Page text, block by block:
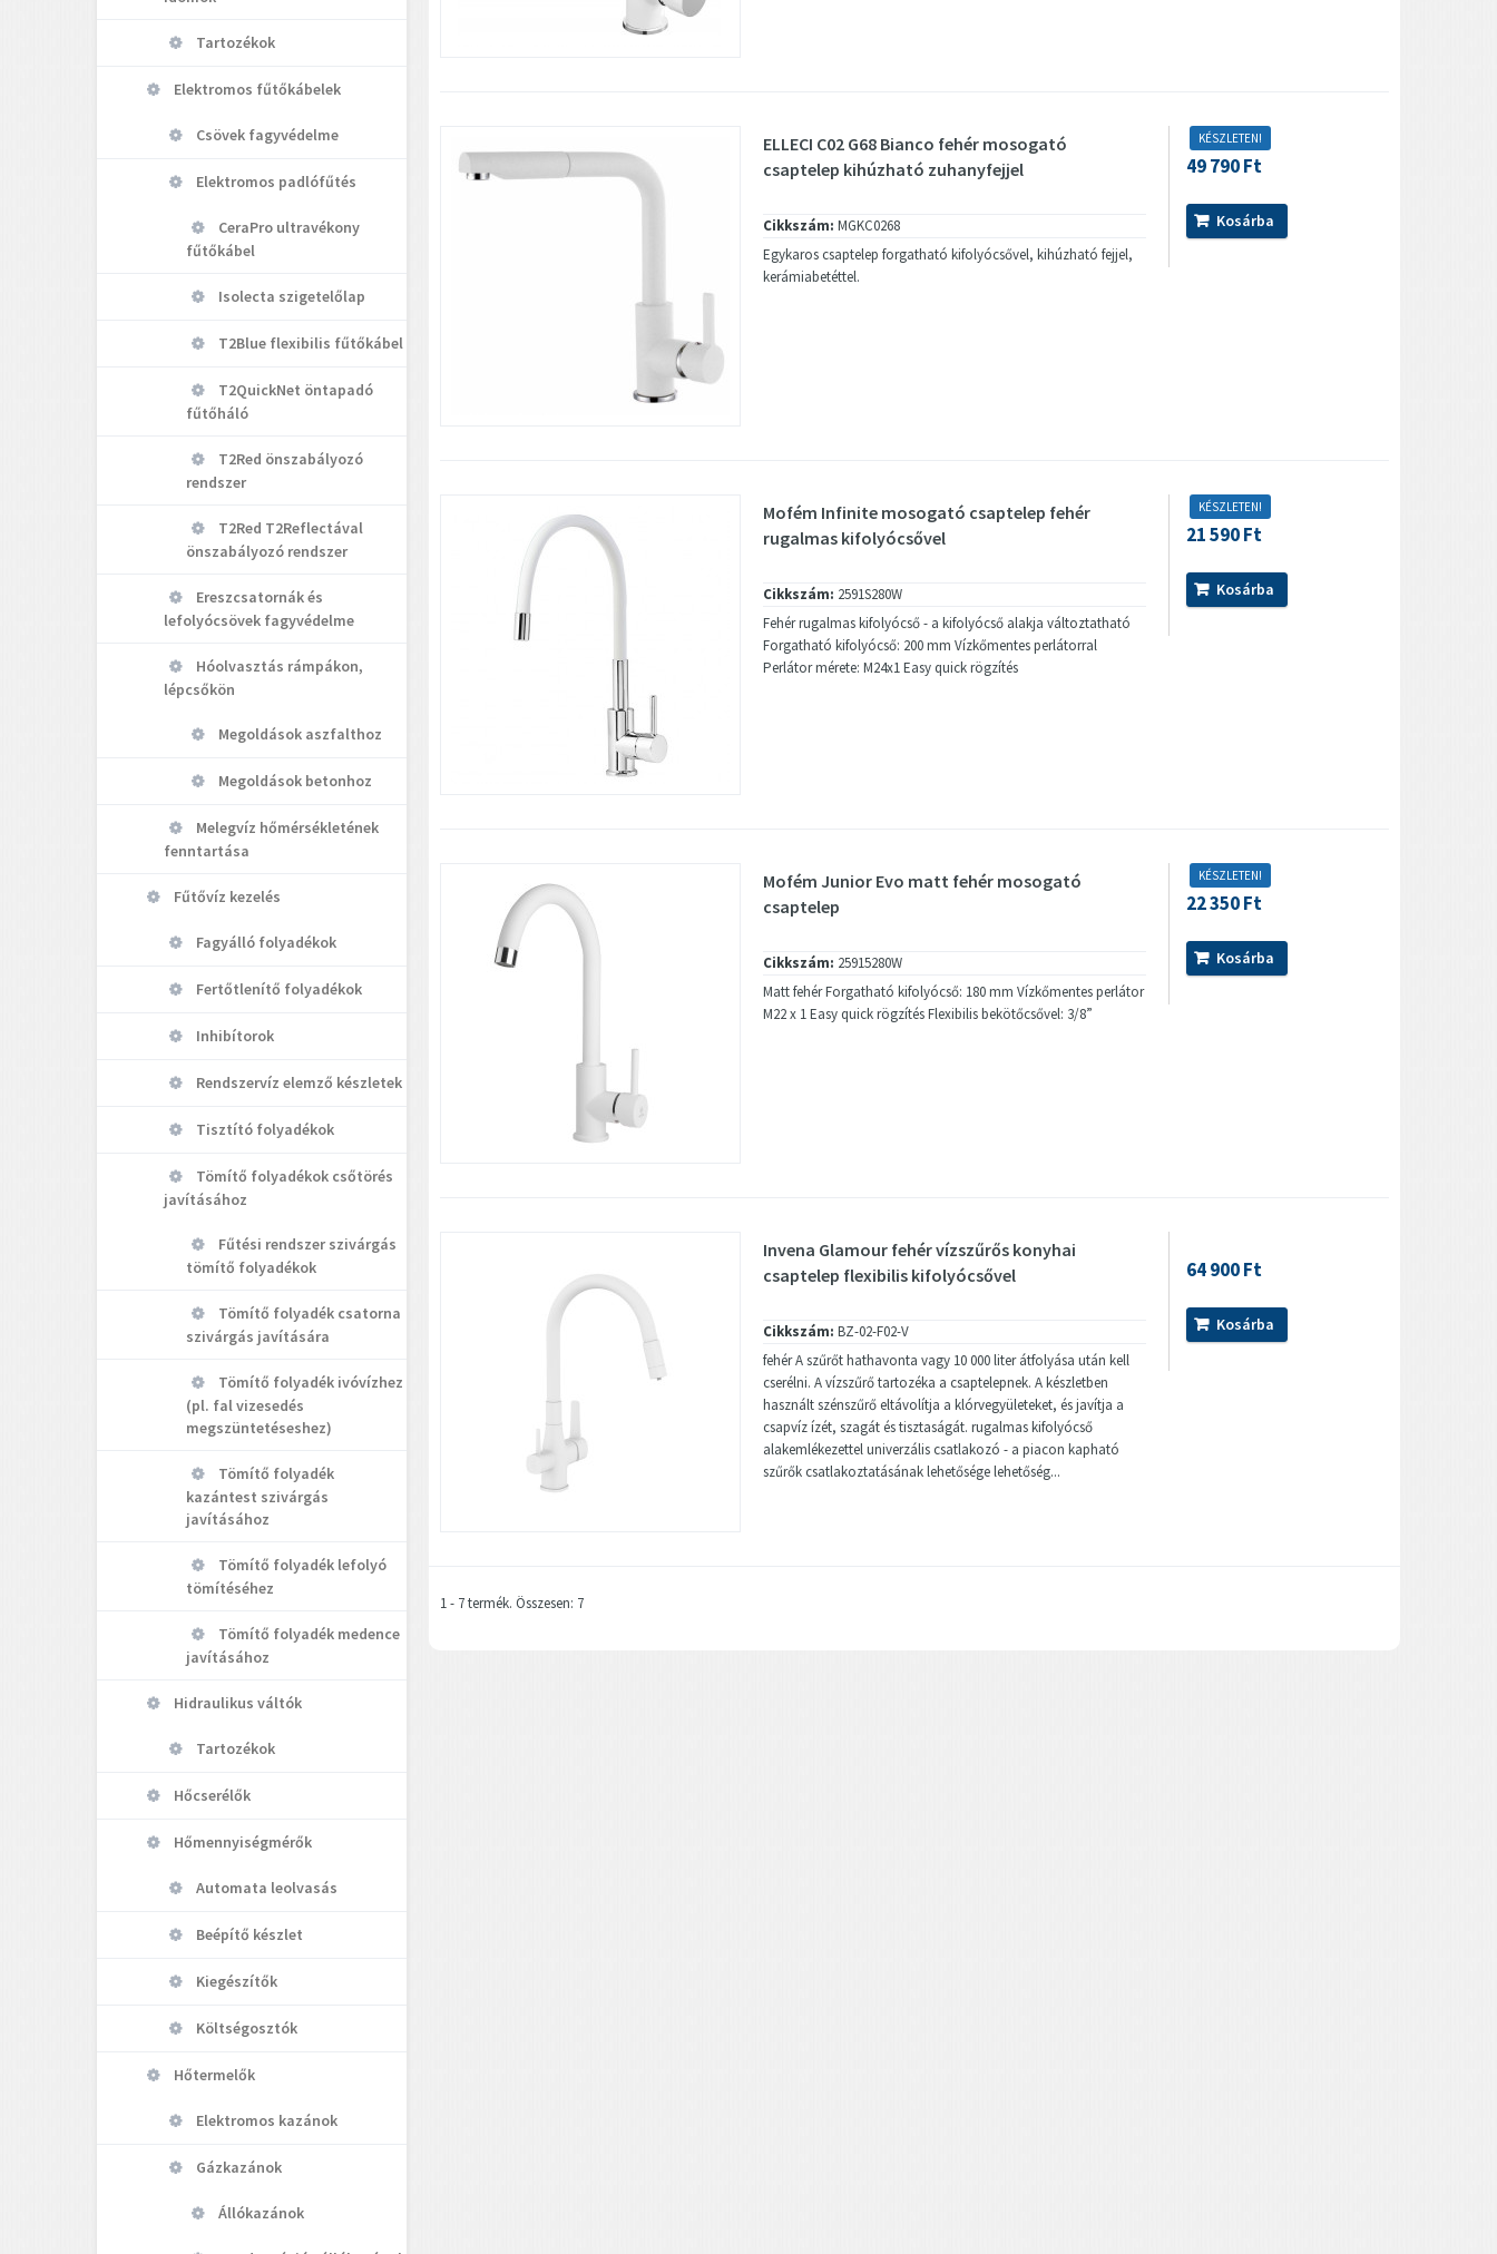
Tartozékok
Elektromos fűtőkábelek
Csövek fagyvédelme
Elektromos padlófűtés
CeraPro ultravékony
fűtőkábel
Isolecta szigetelőlap
T2Blue flexibilis fűtőkábel
T2QuickNet öntapadó
fűtőháló
T2Red önszabályozó
rendszer
T2Red T2Reflectával
önszabályozó rendszer
Ereszcsatornák és
lefolyócsövek fagyvédelme
Hóolvasztás rámpákon,
lépcsőkön
Megoldások aszfalthoz
Megoldások betonhoz
Melegvíz hőmérsékletének
fenntartása
Fűtővíz kezelés
Fagyálló folyadékok
Fertőtlenítő folyadékok
Inhibítorok
Rendszervíz elemző készletek
Tisztító folyadékok
Tömítő folyadékok csőtörés
javításához
Fűtési rendszer szivárgás
tömítő folyadékok
Tömítő folyadék csatorna
szivárgás javítására
Tömítő folyadék ivóvízhez
(pl. fal vizesedés
megszüntetéseshez)
Tömítő folyadék
kazántest szivárgás
javításához
Tömítő folyadék lefolyó
tömítéséhez
Tömítő folyadék medence
javításához
Hidraulikus váltók
Tartozékok
Hőcserélők
Hőmennyiségmérők
Automata leolvasás
Beépítő készlet
Kiegészítők
Költségosztók
Hőtermelők
Elektromos kazánok
Gázkazánok
Állókazánok
ELLECI C02 G68 Bianco fehér mosogató
csaptelep kihúzható zuhanyfejjel
Cikkszám: MGKC0268
Egykaros csaptelep forgatható kifolyócsővel, kihúzható fejjel,
kerámiabetéttel.
KÉSZLETEN!
49 790 Ft
Kosárba
Mofém Infinite mosogató csaptelep fehér
rugalmas kifolyócsővel
Cikkszám: 2591S280W
Fehér rugalmas kifolyócső - a kifolyócső alakja változtatható
Forgatható kifolyócső: 200 mm Vízkőmentes perlátorral
Perlátor mérete: M24x1 Easy quick rögzítés
KÉSZLETEN!
21 590 Ft
Kosárba
Mofém Junior Evo matt fehér mosogató
csaptelep
Cikkszám: 25915280W
Matt fehér Forgatható kifolyócső: 180 mm Vízkőmentes perlátor
M22 x 1 Easy quick rögzítés Flexibilis bekötőcsővel: 3/8”
KÉSZLETEN!
22 350 Ft
Kosárba
Invena Glamour fehér vízszűrős konyhai
csaptelep flexibilis kifolyócsővel
Cikkszám: BZ-02-F02-V
fehér A szűrőt hathavonta vagy 10 000 liter átfolyása után kell
cserélni. A vízszűrő tartozéka a csaptelepnek. A készletben
használt szénszűrő eltávolítja a klórvegyületeket, és javítja a
csapvíz ízét, szagát és tisztaságát. rugalmas kifolyócső
alakemlékezettel univerzális csatlakozó - a piacon kapható
szűrők csatlakoztatásának lehetősége lehetőség...
64 900 Ft
Kosárba
1 - 7 termék. Összesen: 7